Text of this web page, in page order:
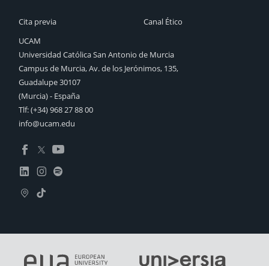
Cita previa
Canal Ético
UCAM
Universidad Católica San Antonio de Murcia
Campus de Murcia, Av. de los Jerónimos, 135,
Guadalupe 30107
(Murcia) - España
Tlf:(+34) 968 27 88 00
info@ucam.edu